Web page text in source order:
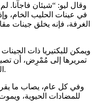
وقال ليو: “شيئان فاجآنا.
في عينات الحليب الخام،
الغرفة، فإنه يخلق جينات
ويمكن للبكتيريا ذات
تمريرها إلى مُمْرِض، أن
التي تعالج العدوى أو المرض غير مجدية.